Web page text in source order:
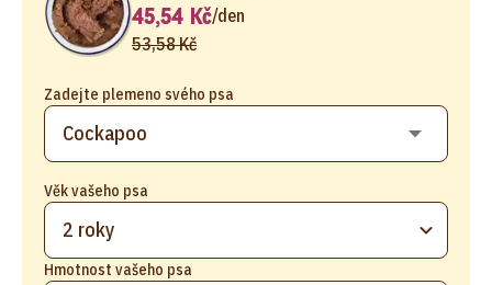
Zadejte plemeno svého psa
Věk vašeho psa
2 roky
Hmotnost vašeho psa
45,54 Kč/den
53,58 Kč